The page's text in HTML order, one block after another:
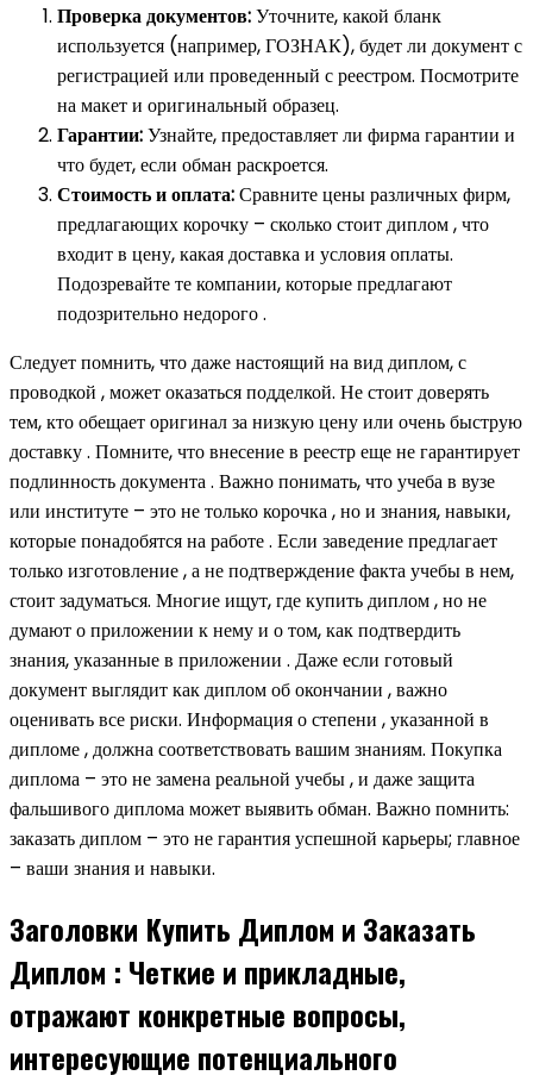
Проверка документов:Уточните, какой бланк
используется (например, ГОЗНАК), будет ли документ с
регистрацией или проведенный с реестром. Посмотрите
на макет и оригинальный образец.
Гарантии:Узнайте, предоставляет ли фирма гарантии и
что будет, если обман раскроется.
Стоимость и оплата:Сравните цены различных фирм,
предлагающих корочку – сколько стоит диплом , что
входит в цену, какая доставка и условия оплаты.
Подозревайте те компании, которые предлагают
подозрительно недорого .
Следует помнить, что даже настоящий на вид диплом, с
проводкой , может оказаться подделкой. Не стоит доверять
тем, кто обещает оригинал за низкую цену или очень быструю
доставку . Помните, что внесение в реестр еще не гарантирует
подлинность документа . Важно понимать, что учеба в вузе
или институте – это не только корочка , но и знания, навыки,
которые понадобятся на работе . Если заведение предлагает
только изготовление , а не подтверждение факта учебы в нем,
стоит задуматься. Многие ищут, где купить диплом , но не
думают о приложении к нему и о том, как подтвердить
знания, указанные в приложении . Даже если готовый
документ выглядит как диплом об окончании , важно
оценивать все риски. Информация о степени , указанной в
дипломе , должна соответствовать вашим знаниям. Покупка
диплома – это не замена реальной учебы , и даже защита
фальшивого диплома может выявить обман. Важно помнить:
заказать диплом – это не гарантия успешной карьеры; главное
– ваши знания и навыки.
Заголовки Купить Диплом и Заказать
Диплом : Четкие и прикладные,
отражают конкретные вопросы,
интересующие потенциального